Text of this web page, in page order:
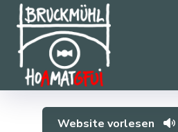
Website vorlesen